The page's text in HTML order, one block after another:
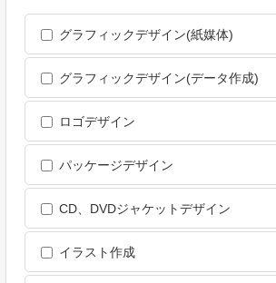
グラフィックデザイン(紙媒体)
グラフィックデザイン(データ作成)
ロゴデザイン
パッケージデザイン
CD、DVDジャケットデザイン
イラスト作成